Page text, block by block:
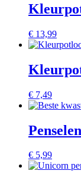
€ 13,99
€ 7,49
Penselen
€ 5,99